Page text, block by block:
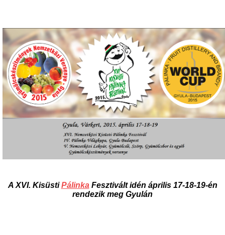
A XVI. KisüstiPálinkaFesztivált idén április 17-18-19-én
rendezik meg Gyulán